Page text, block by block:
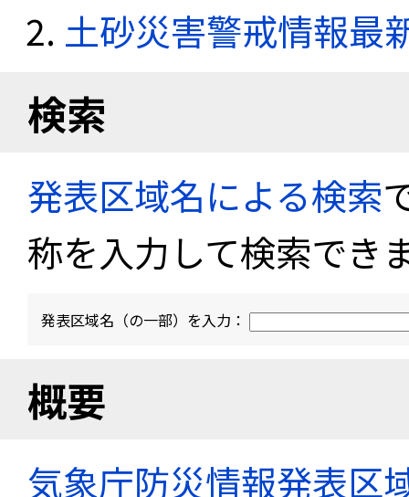
土砂災害警戒情報最
検索
発表区域名による検索
称を入力して検索でき
発表区域名（の一部）を入力：
概要
気象庁防災情報発表区